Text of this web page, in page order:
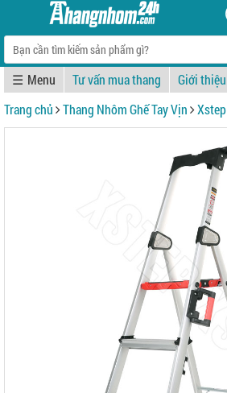
☰ Tư vấn mua thang Giới thiệu
Trang chủ
Thang Nhôm Ghế Tay Vịn Xstep